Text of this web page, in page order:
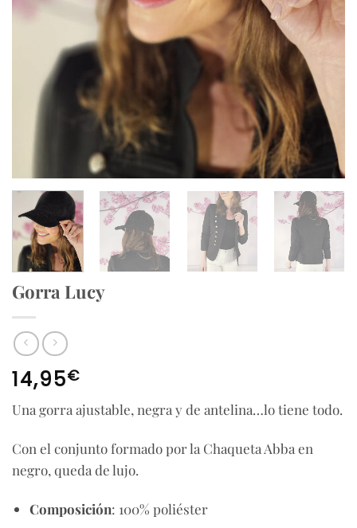
Gorra Lucy
14,95€
Una gorra ajustable, negra y de antelina…lo tiene todo.
Con el conjunto formado por la Chaqueta Abba en
negro, queda de lujo.
Composición: 100% poliéster